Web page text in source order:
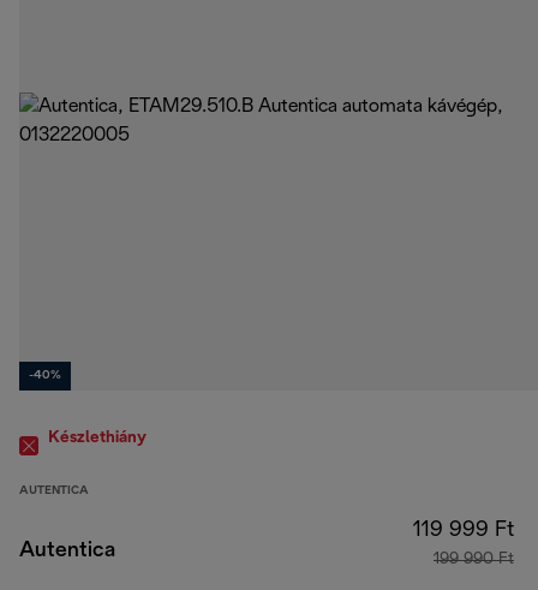
-40%
Készlethiány
AUTENTICA
Autentica
119 999 Ft
199 990 Ft